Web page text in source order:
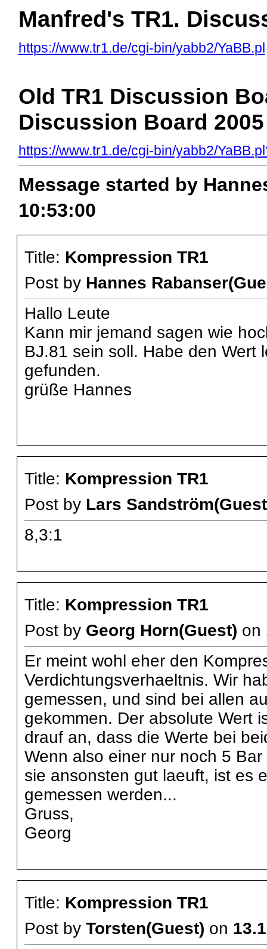
Manfred's TR1.
https://www.tr1.de/cgi-bin/yabb2/YaBB.pl
Old TR1 Discussion
Discussion Board
https://www.tr1.de/cgi-bin/yabb2/
Message started by
10:53:00
Title: Kompression TR1
Post by Hannes
Hallo Leute
Kann mir jemand sagen wie
BJ.81 sein soll. Habe den Wert
gefunden.
grüße Hannes
Title: Kompression TR1
Post by Lars
8,3:1
Title: Kompression TR1
Post by Georg Horn(Guest) on
Er meint wohl eher den
Verdichtungsverhaeltnis. Wir
gemessen, und sind bei allen
gekommen. Der absolute Wert
drauf an, dass die Werte bei
Wenn also einer nur noch 5
sie ansonsten gut laeuft, ist es
gemessen werden...
Gruss,
Georg
Title: Kompression TR1
Post by Torsten(Guest) on